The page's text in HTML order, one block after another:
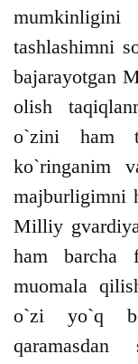
tashlashimni
bajarayotgan
olish
o`zini ham
ko`ringanim
majburligimni
Milliy
ham barcha
muomala
o`zi yo`q